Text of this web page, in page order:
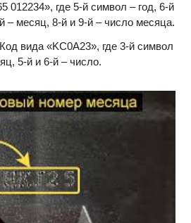
012234», где 5-й символ – год, 6-й
– месяц, 8-й и 9-й – число месяца.
вида «KC0A23», где 3-й символ
5-й и 6-й – число.